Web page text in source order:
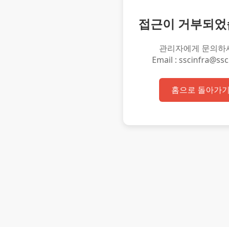
접근이 거부되
관리자에게 문의하
Email :
홈으로 돌아가기